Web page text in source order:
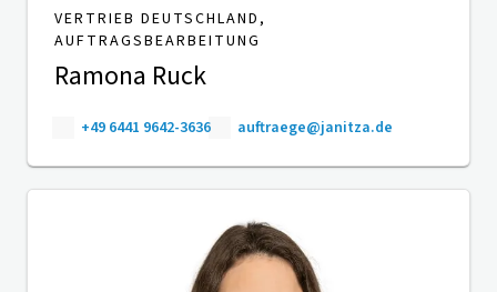
VERTRIEB DEUTSCHLAND,
AUFTRAGSBEARBEITUNG
Ramona Ruck
+49 6441 9642-3636 auftraege@janitza.de